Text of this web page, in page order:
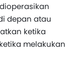
depan atau
ketika
melakukan